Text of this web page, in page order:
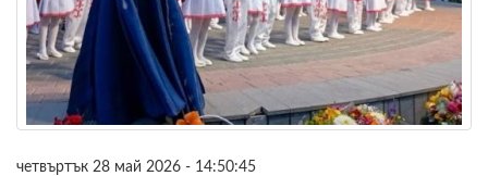
четвъртък 28 май 2026 - 14:50:45